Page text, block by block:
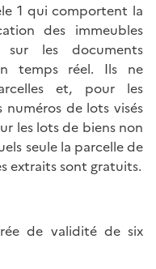
1 qui comportent la
des immeubles
les documents
temps réel. Ils ne
et, pour les
de lots visés
les lots de biens non
seule la parcelle de
extraits sont gratuits.
de validité de six